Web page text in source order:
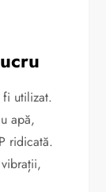
utilizat.
apă,
ridicată.